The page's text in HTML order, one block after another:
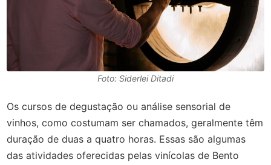
Foto: Siderlei Ditadi
Os cursos de degustação ou análise sensorial de
vinhos, como costumam ser chamados, geralmente têm
duração de duas a quatro horas. Essas são algumas
das atividades oferecidas pelas vinícolas de Bento